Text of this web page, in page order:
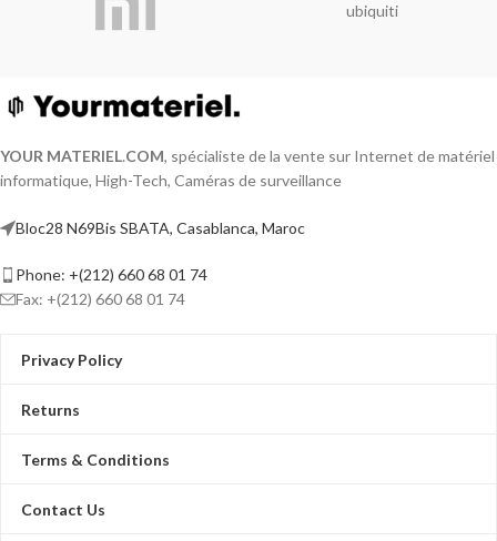
ubiquiti
YOUR MATERIEL.COM, spécialiste de la vente sur Internet de matériel
informatique, High-Tech, Caméras de surveillance
Bloc28 N69Bis SBATA, Casablanca, Maroc
Phone: +(212) 660 68 01 74
Fax: +(212) 660 68 01 74
Privacy Policy
Returns
Terms & Conditions
Contact Us